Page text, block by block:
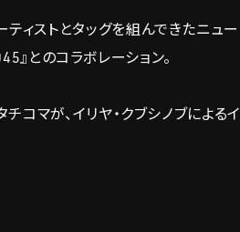
ィストとタッグを組んできたニュー
』とのコラボレーション。
コマが、イリヤ・クブシノブによるイ